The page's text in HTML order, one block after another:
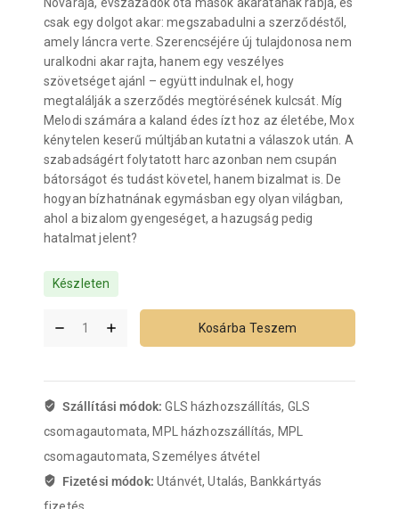
Novarája, évszázadok óta mások akaratának rabja, és
csak egy dolgot akar: megszabadulni a szerződéstől,
amely láncra verte. Szerencséjére új tulajdonosa nem
uralkodni akar rajta, hanem egy veszélyes
szövetséget ajánl – együtt indulnak el, hogy
megtalálják a szerződés megtörésének kulcsát. Míg
Melodi számára a kaland édes ízt hoz az életébe, Mox
kénytelen keserű múltjában kutatni a válaszok után. A
szabadságért folytatott harc azonban nem csupán
bátorságot és tudást követel, hanem bizalmat is. De
hogyan bízhatnának egymásban egy olyan világban,
ahol a bizalom gyengeséget, a hazugság pedig
hatalmat jelent?
Készleten
Kosárba Teszem
Szállítási módok:GLS házhozszállítás, GLS
csomagautomata, MPL házhozszállítás, MPL
csomagautomata, Személyes átvétel
Fizetési módok:Utánvét, Utalás, Bankkártyás
fizetés